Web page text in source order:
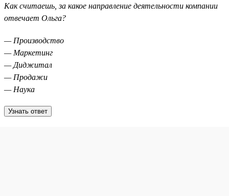
Как считаешь, за какое направление деятельности компании
отвечает Ольга?
— Производство
— Маркетинг
— Диджитал
— Продажи
— Наука
Узнать ответ